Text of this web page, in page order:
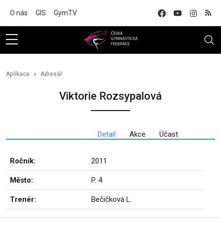
O nás GIS GymTV
Aplikace Adresář
Viktorie Rozsypalová
Detail Akce Účast
Ročník: 2011
Město: P. 4
Trenér: Bečičková L.